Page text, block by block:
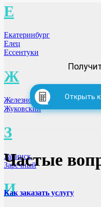
Е
Екатеринбург
Елец
Ессентуки
Ж
Железногорск
Жуковский
З
Заринск
Заречный
И
Открыть
Частые
Как заказать услугу